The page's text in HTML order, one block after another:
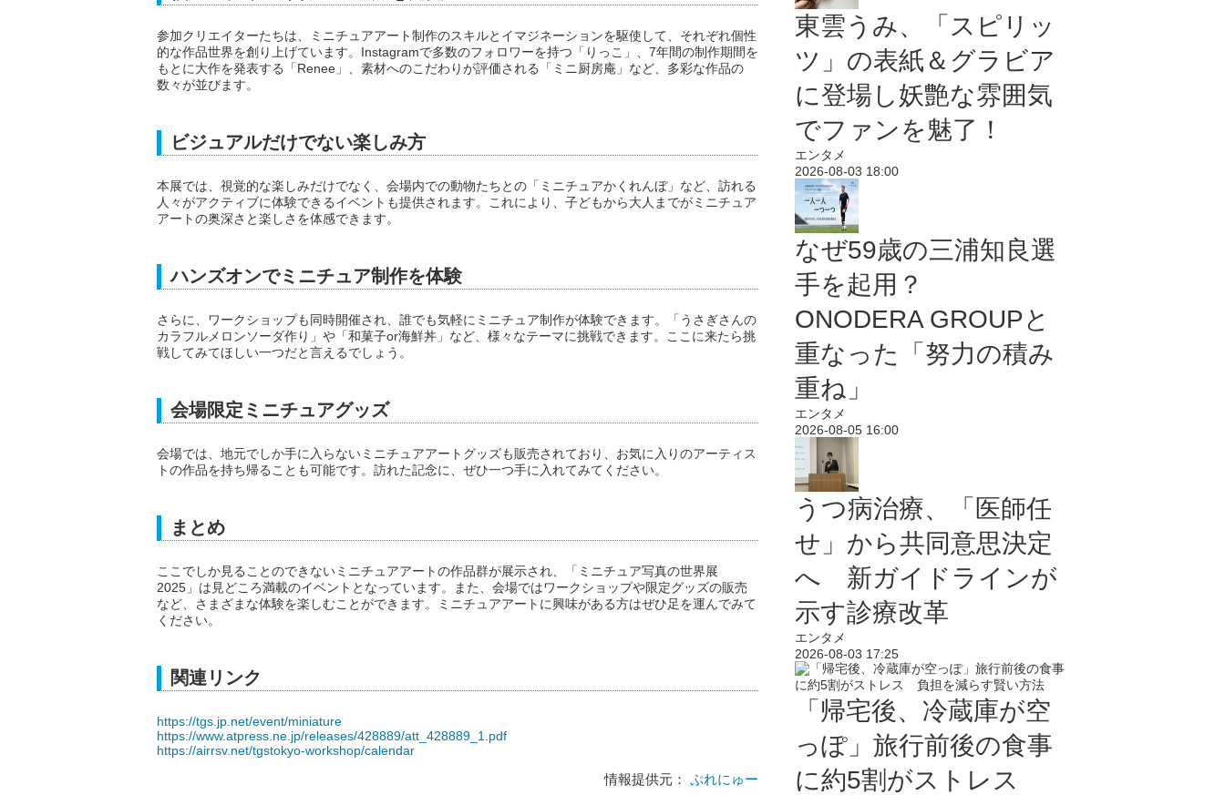
参加クリエイターたちは、ミニチュアアート制作のスキルとイマジネーションを駆使して、それぞれ個性
的な作品世界を創り上げています。Instagramで多数のフォロワーを持つ「りっこ」、7年間の制作期間を
もとに大作を発表する「Renee」、素材へのこだわりが評価される「ミニ厨房庵」など、多彩な作品の
数々が並びます。
ビジュアルだけでない楽しみ方
本展では、視覚的な楽しみだけでなく、会場内での動物たちとの「ミニチュアかくれんぼ」など、訪れる
人々がアクティブに体験できるイベントも提供されます。これにより、子どもから大人までがミニチュア
アートの奥深さと楽しさを体感できます。
ハンズオンでミニチュア制作を体験
さらに、ワークショップも同時開催され、誰でも気軽にミニチュア制作が体験できます。「うさぎさんの
カラフルメロンソーダ作り」や「和菓子or海鮮丼」など、様々なテーマに挑戦できます。ここに来たら挑
戦してみてほしい一つだと言えるでしょう。
会場限定ミニチュアグッズ
会場では、地元でしか手に入らないミニチュアアートグッズも販売されており、お気に入りのアーティス
トの作品を持ち帰ることも可能です。訪れた記念に、ぜひ一つ手に入れてみてください。
まとめ
ここでしか見ることのできないミニチュアアートの作品群が展示され、「ミニチュア写真の世界展
2025」は見どころ満載のイベントとなっています。また、会場ではワークショップや限定グッズの販売
など、さまざまな体験を楽しむことができます。ミニチュアアートに興味がある方はぜひ足を運んでみて
ください。
関連リンク
https://tgs.jp.net/event/miniature
https://www.atpress.ne.jp/releases/428889/att_428889_1.pdf
https://airrsv.net/tgstokyo-workshop/calendar
情報提供元： ぷれにゅー
東雲うみ、「スピリッ
ツ」の表紙＆グラビア
に登場し妖艶な雰囲気
でファンを魅了！
エンタメ
2026-08-03 18:00
なぜ59歳の三浦知良選
手を起用？
ONODERA GROUPと
重なった「努力の積み
重ね」
エンタメ
2026-08-05 16:00
うつ病治療、「医師任
せ」から共同意思決定
へ 新ガイドラインが
示す診療改革
エンタメ
2026-08-03 17:25
「帰宅後、冷蔵庫が空
っぽ」旅行前後の食事
に約5割がストレス